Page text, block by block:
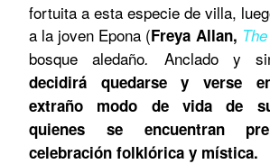
fortuita a esta especie de villa,
a la joven Epona (Freya Allan,
bosque aledaño. Anclado y
decidirá quedarse y verse
extraño modo de vida de
quienes se encuentran
celebración folklórica y mística.